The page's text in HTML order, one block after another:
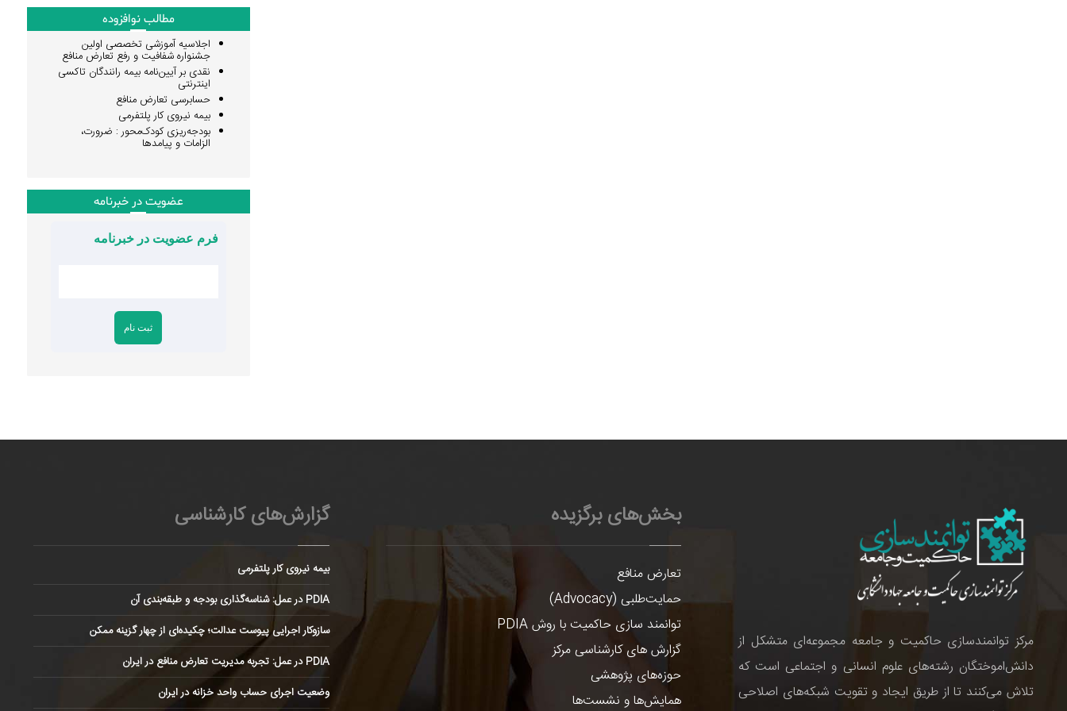
مطالب نوافزوده
اجلاسیه آموزشی تخصصی اولین
جشنواره شفافیت و رفع تعارض منافع
نقدی بر آیین‌نامه بیمه رانندگان تاکسی
اینترنتی
حسابرسی تعارض منافع
بیمه نیروی کار پلتفرمی
بودجه‌ریزی کودک‌محور : ضرورت،
الزامات و پیامدها
عضویت در خبرنامه
فرم عضویت در خبرنامه
مرکز توانمندسازی حاکمیت و جامعه مجموعه‌ای متشکل از
دانش‌اموختگان رشته‌های علوم انسانی و اجتماعی است که
تلاش می‌کنند تا از طریق ایجاد و تقویت شبکه‌های اصلاحی
بخش‌های برگزیده
تعارض منافع
حمایت‌طلبی (Advocacy)
توانمند سازی حاکمیت با روش PDIA
گزارش های کارشناسی مرکز
حوزه‌های پژوهشی
همایش‌ها و نشست‌ها
گزارش‌های کارشناسی
بیمه نیروی کار پلتفرمی
PDIA در عمل: شناسه‌گذاری بودجه و طبقه‌بندی آن
سازوکار اجرایی پیوست عدالت؛ چکیده‌ای از چهار گزینه ممکن
PDIA در عمل: تجربه مدیریت تعارض منافع در ایران
وضعیت اجرای حساب واحد خزانه در ایران